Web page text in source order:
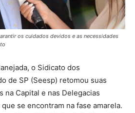
os cuidados devidos e as necessidades
o Sidicato dos
de SP (Seesp) retomou suas
na Capital e nas Delegacias
se encontram na fase amarela.